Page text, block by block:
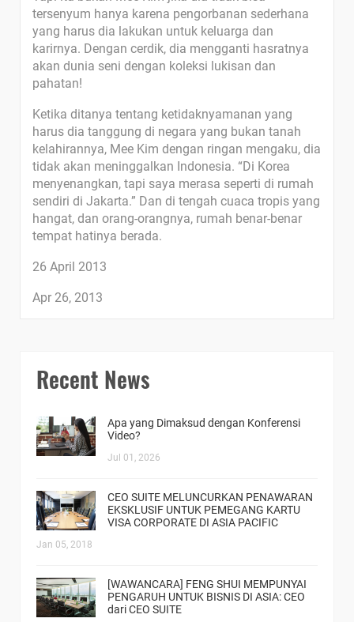
tersenyum hanya karena pengorbanan sederhana
yang harus dia lakukan untuk keluarga dan
karirnya. Dengan cerdik, dia mengganti hasratnya
akan dunia seni dengan koleksi lukisan dan
pahatan!
Ketika ditanya tentang ketidaknyamanan yang
harus dia tanggung di negara yang bukan tanah
kelahirannya, Mee Kim dengan ringan mengaku, dia
tidak akan meninggalkan Indonesia. “Di Korea
menyenangkan, tapi saya merasa seperti di rumah
sendiri di Jakarta.” Dan di tengah cuaca tropis yang
hangat, dan orang-orangnya, rumah benar-benar
tempat hatinya berada.
26 April 2013
Apr 26, 2013
Recent News
Apa yang Dimaksud dengan Konferensi
Video?
Jul 01, 2026
CEO SUITE MELUNCURKAN PENAWARAN
EKSKLUSIF UNTUK PEMEGANG KARTU
VISA CORPORATE DI ASIA PACIFIC
Jan 05, 2018
[WAWANCARA] FENG SHUI MEMPUNYAI
PENGARUH UNTUK BISNIS DI ASIA: CEO
dari CEO SUITE